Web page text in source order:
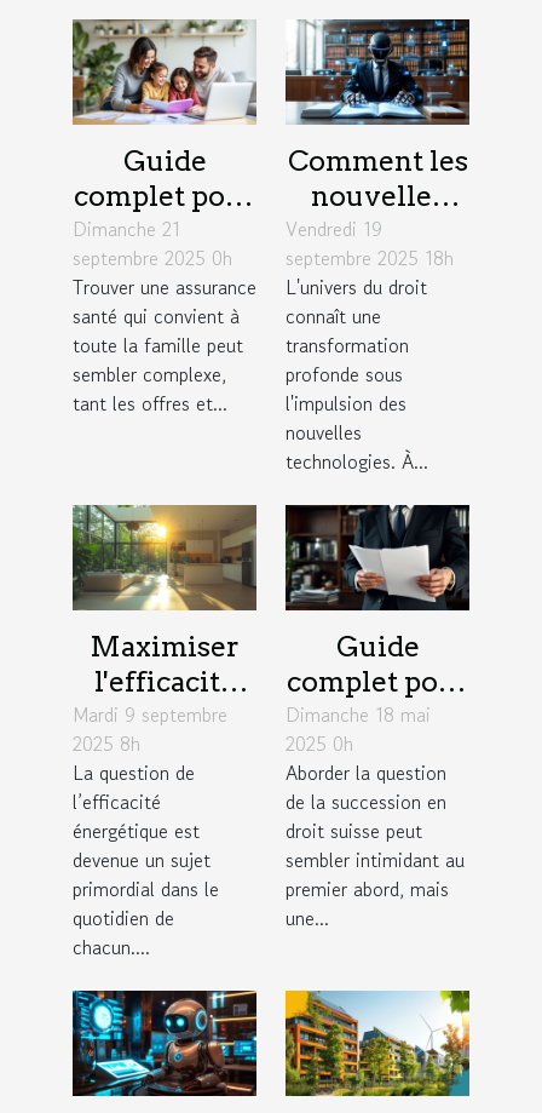
Guide
complet pour
choisir une
assurance
santé adaptée
aux familles
Dimanche 21
septembre 2025 0h
Trouver une assurance
santé qui convient à
toute la famille peut
sembler complexe,
tant les offres et...
Comment les
nouvelles
technologies
redéfinissent
la pratique
du droit ?
Vendredi 19
septembre 2025 18h
L'univers du droit
connaît une
transformation
profonde sous
l'impulsion des
nouvelles
technologies. À...
Maximiser
l'efficacité
énergétique :
astuces pour
réduire votre
facture
Mardi 9 septembre
2025 8h
La question de
l’efficacité
énergétique est
devenue un sujet
primordial dans le
quotidien de
chacun....
Guide
complet pour
comprendre
et planifier
sa succession
en droit
suisse
Dimanche 18 mai
2025 0h
Aborder la question
de la succession en
droit suisse peut
sembler intimidant au
premier abord, mais
une...